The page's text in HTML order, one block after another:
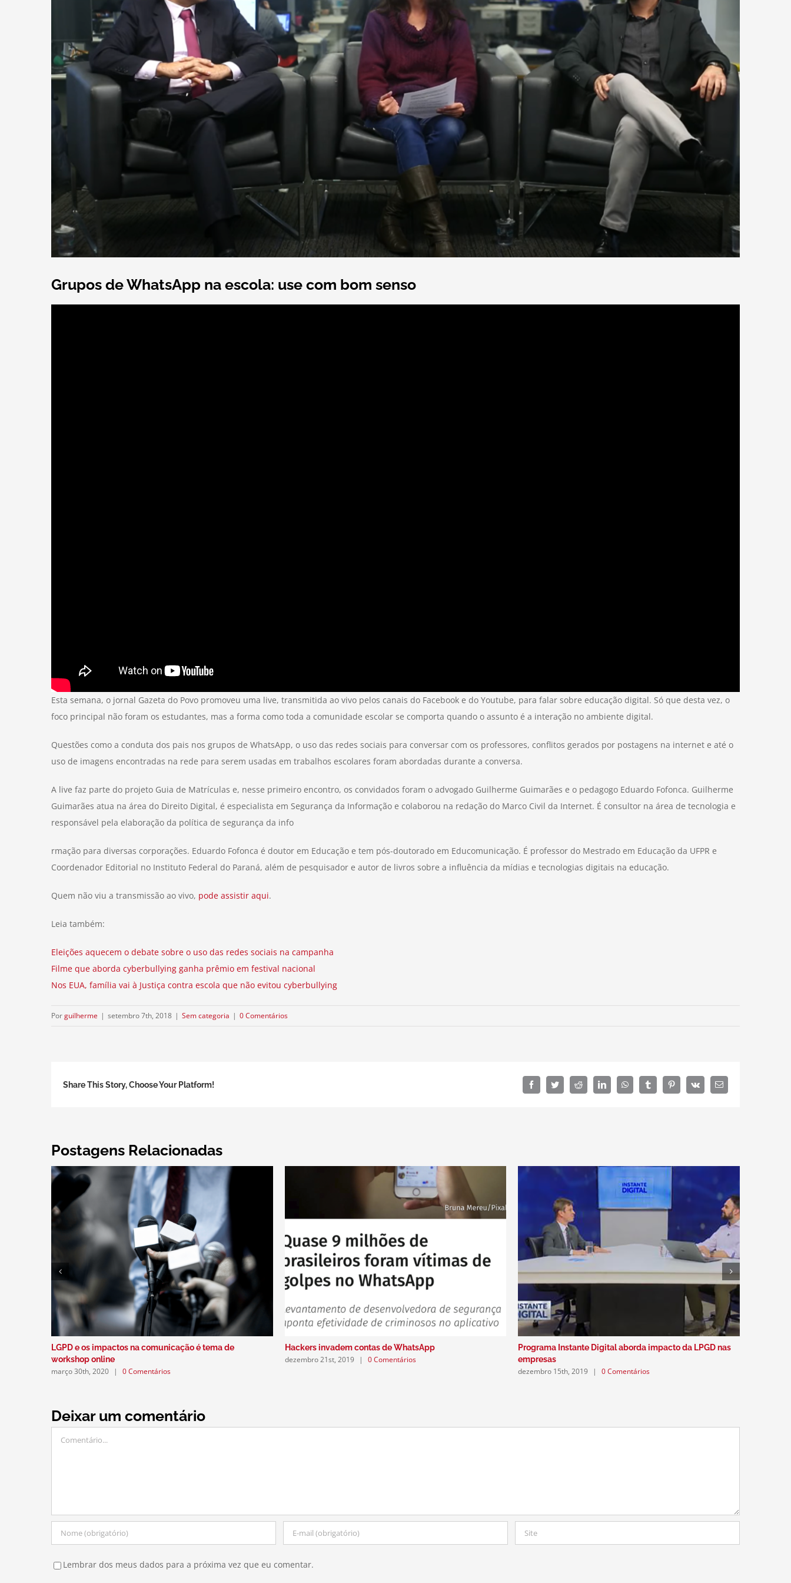
Grupos de WhatsApp na escola: use com bom senso
Esta semana, o jornal Gazeta do Povo promoveu uma live, transmitida ao vivo pelos canais do Facebook e do Youtube, para falar sobre educação digital. Só que desta vez, o
foco principal não foram os estudantes, mas a forma como toda a comunidade escolar se comporta quando o assunto é a interação no ambiente digital.
Questões como a conduta dos pais nos grupos de WhatsApp, o uso das redes sociais para conversar com os professores, conflitos gerados por postagens na internet e até o
uso de imagens encontradas na rede para serem usadas em trabalhos escolares foram abordadas durante a conversa.
A live faz parte do projeto Guia de Matrículas e, nesse primeiro encontro, os convidados foram o advogado Guilherme Guimarães e o pedagogo Eduardo Fofonca. Guilherme
Guimarães atua na área do Direito Digital, é especialista em Segurança da Informação e colaborou na redação do Marco Civil da Internet. É consultor na área de tecnologia e
responsável pela elaboração da política de segurança da info
rmação para diversas corporações. Eduardo Fofonca é doutor em Educação e tem pós-doutorado em Educomunicação. É professor do Mestrado em Educação da UFPR e
Coordenador Editorial no Instituto Federal do Paraná, além de pesquisador e autor de livros sobre a influência da mídias e tecnologias digitais na educação.
Quem não viu a transmissão ao vivo, pode assistir aqui.
Leia também:
Eleições aquecem o debate sobre o uso das redes sociais na campanha
Filme que aborda cyberbullying ganha prêmio em festival nacional
Nos EUA, família vai à Justiça contra escola que não evitou cyberbullying
Porguilherme | setembro 7th, 2018 | Sem categoria | 0 Comentários
Share This Story, Choose Your Platform! FacebookTwitterReddit LinkedInWhatsAppTumblrPinterest
Vk
E-
mail
Postagens Relacionadas
LGPD e os impactos na comunicação é tema de
workshop online
março 30th, 2020 | 0 Comentários
Hackers invadem contas de WhatsApp
dezembro 21st, 2019 | 0 Comentários
Programa Instante Digital aborda impacto da LPGD nas
empresas
dezembro 15th, 2019 | 0 Comentários
Deixar um comentário
Comentário
Lembrar dos meus dados para a próxima vez que eu comentar.